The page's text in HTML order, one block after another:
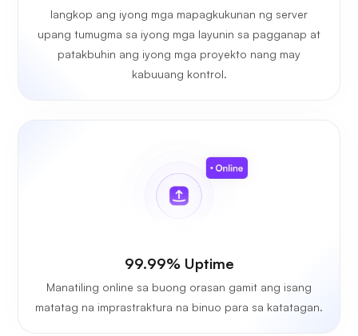
Iangkop ang iyong mga mapagkukunan ng server
upang tumugma sa iyong mga layunin sa pagganap at
patakbuhin ang iyong mga proyekto nang may
kabuuang kontrol.
99.99% Uptime
Manatiling online sa buong orasan gamit ang isang
matatag na imprastraktura na binuo para sa katatagan.